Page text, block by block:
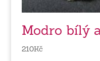
Modro bílý
210Kč